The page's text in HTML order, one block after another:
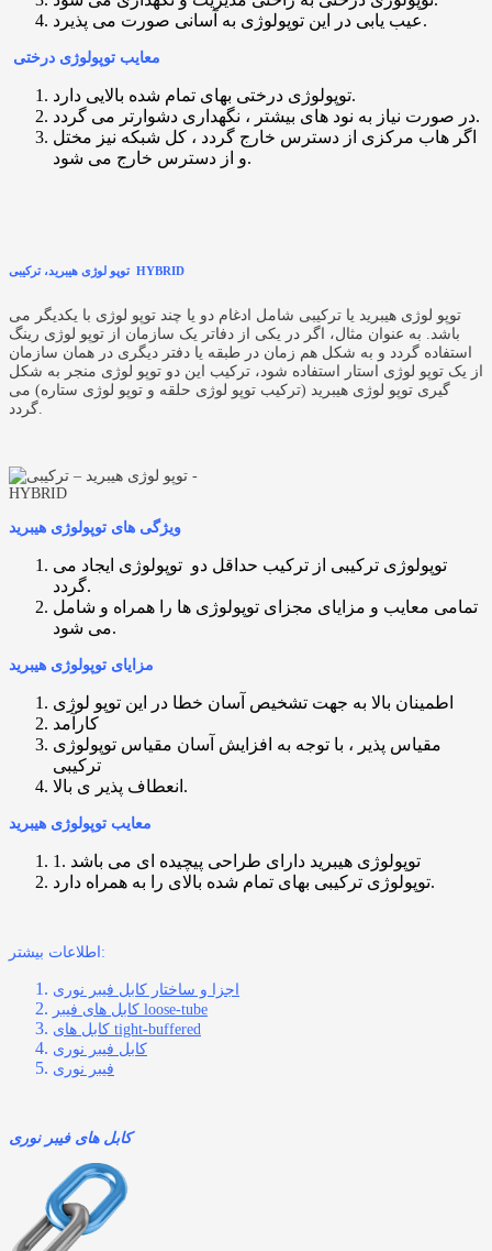
عیب یابی در این توپولوژی به آسانی صورت می پذیرد.
معایب توپولوژی درختی
توپولوژی درختی بهای تمام شده بالایی دارد.
در صورت نیاز به نود های بیشتر ، نگهداری دشوارتر می گردد.
اگر هاب مرکزی از دسترس خارج گردد ، کل شبکه نیز مختل
و از دسترس خارج می شود.
توپو لوژی هیبرید، ترکیبی HYBRID
توپو لوژی هیبرید یا ترکیبی شامل ادغام دو یا چند توپو لوژی با یکدیگر می
باشد. به عنوان مثال، اگر در یکی از دفاتر یک سازمان از توپو لوژی رینگ
استفاده گردد و به شکل هم زمان در طبقه یا دفتر دیگری در همان سازمان
از یک توپو لوژی استار استفاده شود، ترکیب این دو توپو لوژی منجر به شکل
گیری توپو لوژی هیبرید (ترکیب توپو لوژی حلقه و توپو لوژی ستاره) می
ویژگی های توپولوژی هیبرید
توپولوژی ترکیبی از ترکیب حداقل دو توپولوژی ایجاد می
گردد.
تمامی معایب و مزایای مجزای توپولوژی ها را همراه و شامل
می شود.
مزایای توپولوژی هیبرید
اطمینان بالا به جهت تشخیص آسان خطا در این توپو لوژی
کارآمد
مقیاس پذیر ، با توجه به افزایش آسان مقیاس توپولوژی
ترکیبی
انعطاف پذیر ی بالا.
معایب توپولوژی هیبرید
1. توپولوژی هیبرید دارای طراحی پیچیده ای می باشد
توپولوژی ترکیبی بهای تمام شده بالای را به همراه دارد.
اطلاعات بیشتر:
اجزا و ساختار کابل فیبر نوری
کابل های فیبر loose-tube
کابل های tight-buffered
کابل فیبر نوری
فیبر نوری
کابل های فیبر نوری